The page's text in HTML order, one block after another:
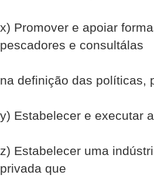
x) Promover e apoiar
pescadores e consultá­las
na definição das políticas,
y) Estabelecer e executar
z) Estabelecer uma
privada que